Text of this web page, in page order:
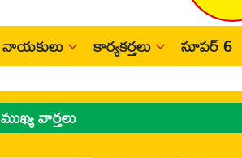
నాయకులు కార్యకర్తలు సూపర్ 6
ముఖ్య వార్తలు